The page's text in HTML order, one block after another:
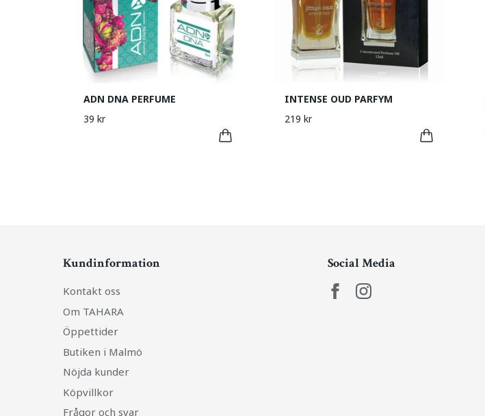
ADN DNA PERFUME
39 kr
INTENSE OUD PARFYM
219 kr
Kundinformation
Kontakt oss
Om TAHARA
Öppettider
Butiken i Malmö
Nöjda kunder
Köpvillkor
Frågor och svar
Social Media